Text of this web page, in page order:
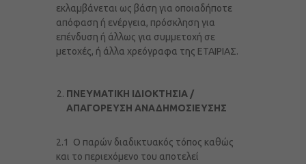
εκλαμβάνεται ως βάση για οποιαδήποτε
απόφαση ή ενέργεια, πρόσκληση για
επένδυση ή άλλως για συμμετοχή σε
μετοχές, ή άλλα χρεόγραφα της ΕΤΑΙΡΙΑΣ.
ΠΝΕΥΜΑΤΙΚΗ ΙΔΙΟΚΤΗΣΙΑ /
ΑΠΑΓΟΡΕΥΣΗ ΑΝΑΔΗΜΟΣΙΕΥΣΗΣ
2.1 Ο παρών διαδικτυακός τόπος καθώς
και το περιεχόμενο του αποτελεί